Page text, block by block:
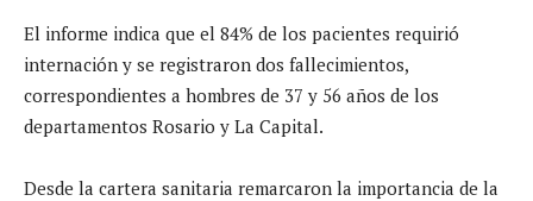
El informe indica que el 84% de los pacientes requirió
internación y se registraron dos fallecimientos,
correspondientes a hombres de 37 y 56 años de los
departamentos Rosario y La Capital.
Desde la cartera sanitaria remarcaron la importancia de la